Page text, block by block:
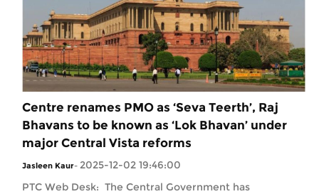
Centre renames PMO as ‘Seva Teerth’, Raj
Bhavans to be known as ‘Lok Bhavan’ under
major Central Vista reforms
Jasleen Kaur- 2025-12-02 19:46:00
PTC Web Desk: The Central Government has